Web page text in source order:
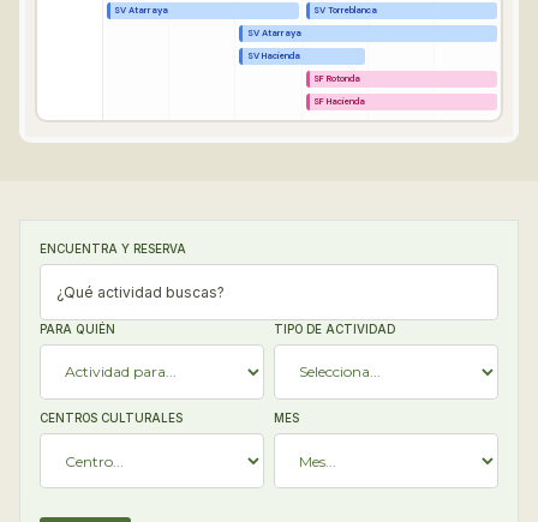
SV Atarraya
SV Atarraya
SV Hacienda
SV Torreblanca
SF Rotonda
SF Hacienda
ENCUENTRA Y RESERVA
PARA QUIÉN TIPO DE ACTIVIDAD
CENTROS CULTURALES MES